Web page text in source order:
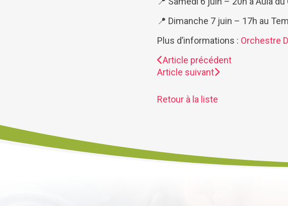
📍 Dimanche 7 juin – 17h au
Plus d’informations : Orchestre
Article précédent
Article suivant
Retour à la liste